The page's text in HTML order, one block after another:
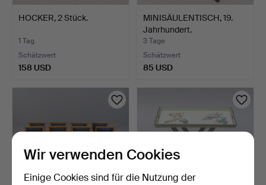
HOCKER, 2 Stück.
1 Tag
Schätzwert
158 USD
MINISÄULENTISCH, 19.
Jahrhundert.
3 Tage
Schätzwert
85 USD
Wir verwenden Cookies
Einige Cookies sind für die Nutzung der